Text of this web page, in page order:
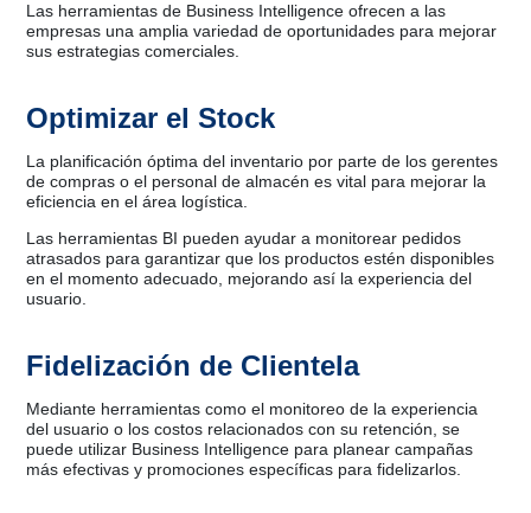
Las herramientas de Business Intelligence ofrecen a las
empresas una amplia variedad de oportunidades para mejorar
sus estrategias comerciales.
Optimizar el Stock
La planificación óptima del inventario por parte de los gerentes
de compras o el personal de almacén es vital para mejorar la
eficiencia en el área logística.
Las herramientas BI pueden ayudar a monitorear pedidos
atrasados para garantizar que los productos estén disponibles
en el momento adecuado, mejorando así la experiencia del
usuario.
Fidelización de Clientela
Mediante herramientas como el monitoreo de la experiencia
del usuario o los costos relacionados con su retención, se
puede utilizar Business Intelligence para planear campañas
más efectivas y promociones específicas para fidelizarlos.